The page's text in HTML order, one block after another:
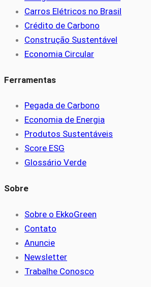
Carros Elétricos no Brasil
Crédito de Carbono
Construção Sustentável
Economia Circular
Ferramentas
Pegada de Carbono
Economia de Energia
Produtos Sustentáveis
Score ESG
Glossário Verde
Sobre
Sobre o EkkoGreen
Contato
Anuncie
Newsletter
Trabalhe Conosco